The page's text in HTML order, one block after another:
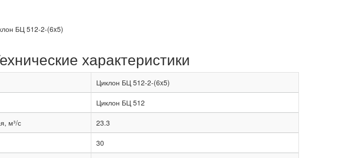
БЦ 512-2-(6x5)
характеристики
Циклон БЦ 512-2-(6x5)
Циклон БЦ 512
м³/с 23.3
30